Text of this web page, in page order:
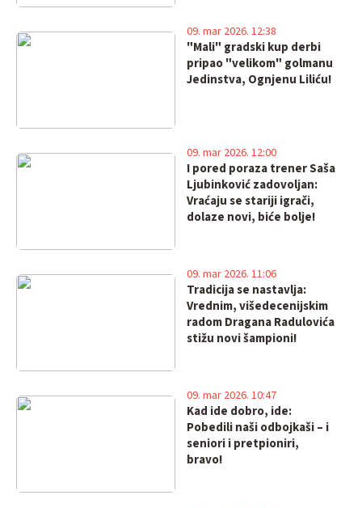
"Mali" gradski kup derbi
pripao "velikom" golmanu
Jedinstva, Ognjenu Liliću!
09. mar 2026. 12:38
I pored poraza trener Saša
Ljubinković zadovoljan:
Vraćaju se stariji igrači,
dolaze novi, biće bolje!
09. mar 2026. 12:00
Tradicija se nastavlja:
Vrednim, višedecenijskim
radom Dragana Radulovića
stižu novi šampioni!
09. mar 2026. 11:06
Kad ide dobro, ide:
Pobedili naši odbojkaši – i
seniori i pretpioniri,
bravo!
09. mar 2026. 10:47